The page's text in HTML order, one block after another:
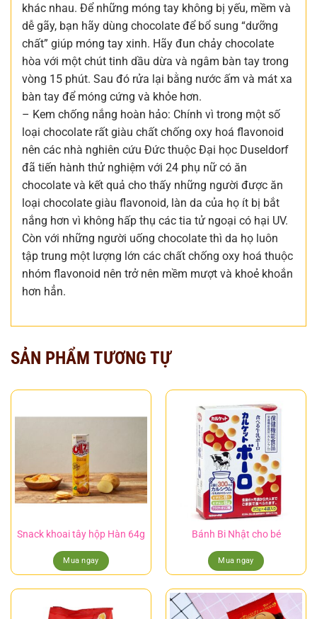
khác nhau. Để những móng tay không bị yếu, mềm và
dễ gãy, bạn hãy dùng chocolate để bổ sung “dưỡng
chất” giúp móng tay xinh. Hãy đun chảy chocolate
hòa với một chút tinh dầu dừa và ngâm bàn tay trong
vòng 15 phút. Sau đó rửa lại bằng nước ấm và mát xa
bàn tay để móng cứng và khỏe hơn.
– Kem chống nắng hoàn hảo: Chính vì trong một số
loại chocolate rất giàu chất chống oxy hoá flavonoid
nên các nhà nghiên cứu Đức thuộc Đại học Duseldorf
đã tiến hành thử nghiệm với 24 phụ nữ có ăn
chocolate và kết quả cho thấy những người được ăn
loại chocolate giàu flavonoid, làn da của họ ít bị bắt
nắng hơn vì không hấp thụ các tia tử ngoại có hại UV.
Còn với những người uống chocolate thì da họ luôn
tập trung một lượng lớn các chất chống oxy hoá thuộc
nhóm flavonoid nên trở nên mềm mượt và khoẻ khoắn
hơn hẳn.
SẢN PHẨM TƯƠNG TỰ
Snack khoai tây hộp Hàn 64g
Mua ngay
Bánh Bi Nhật cho bé
Mua ngay